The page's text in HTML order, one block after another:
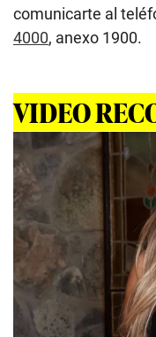
comunicarte al
4000, anexo 1900.
VIDEO
00:00 01:00